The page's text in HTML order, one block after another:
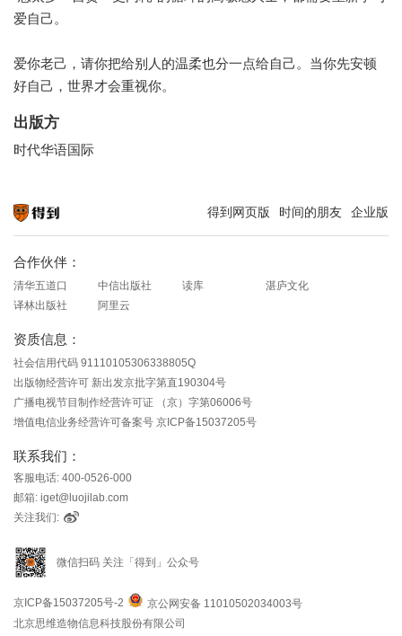
爱自己。
爱你老己，请你把给别人的温柔也分一点给自己。当你先安顿
好自己，世界才会重视你。
出版方
时代华语国际
得到网页版 时间的朋友 企业版
合作伙伴：
清华五道口 中信出版社 读库
湛庐文化
译林出版社
阿里云
资质信息：
社会信用代码 91110105306338805Q
出版物经营许可 新出发京批字第直190304号
广播电视节目制作经营许可证 （京）字第06006号
增值电信业务经营许可备案号 京ICP备15037205号
联系我们：
客服电话: 400-0526-000
邮箱: iget@luojilab.com
关注我们:
微信扫码 关注「得到」公众号
京ICP备15037205号-2
京公网安备 11010502034003号
北京思维造物信息科技股份有限公司